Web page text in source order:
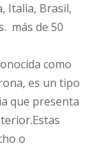
Italia, Brasil,
más de 50
como
es un tipo
que presenta
o